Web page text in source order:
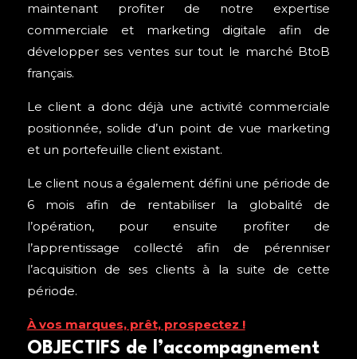
maintenant profiter de notre expertise
commerciale et marketing digitale afin de
développer ses ventes sur tout le marché BtoB
français.
Le client a donc déjà une activité commerciale
positionnée, solide d’un point de vue marketing
et un portefeuille client existant.
Le client nous a également défini une période de
6 mois afin de rentabiliser la globalité de
l’opération, pour ensuite profiter de
l’apprentissage collecté afin de pérenniser
l’acquisition de ses clients à la suite de cette
période.
À vos marques, prêt, prospectez !
OBJECTIFS de l’accompagnement